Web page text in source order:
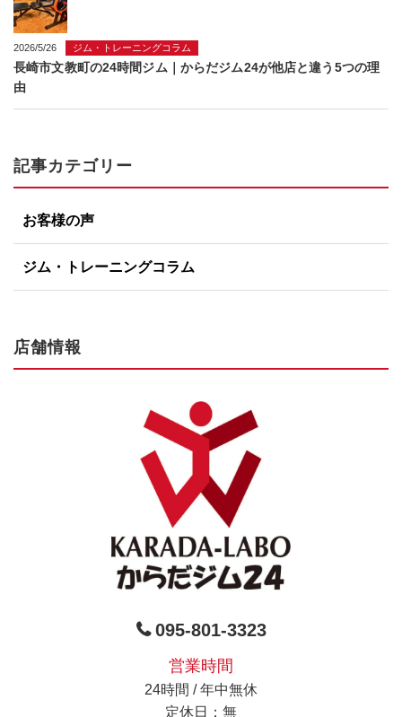
2026/5/26 ジム・トレーニングコラム
長崎市文教町の24時間ジム｜からだジム24が他店と違う5つの理
由
記事カテゴリー
お客様の声
ジム・トレーニングコラム
店舗情報
095-801-3323
営業時間
24時間 / 年中無休
定休日：無